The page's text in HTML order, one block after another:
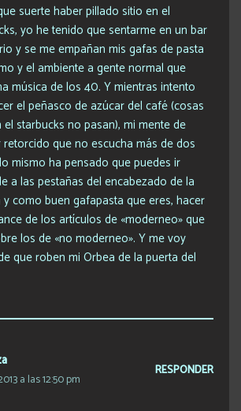
suerte haber pillado sitio en el
yo he tenido que sentarme en un bar
y se me empañan mis gafas de pasta
y el ambiente a gente normal que
música de los 40. Y mientras intento
el peñasco de azúcar del café (cosas
el starbucks no pasan), mi mente de
retorcido que no escucha más de dos
mismo ha pensado que puedes ir
a las pestañas del encabezado de la
y como buen gafapasta que eres, hacer
de los artículos de «moderneo» que
los de «no moderneo». Y me voy
que roben mi Orbea de la puerta del
a las 12:50 pm
RESPONDER